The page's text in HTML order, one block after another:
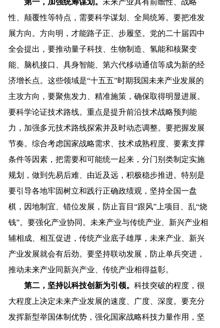
第一，加强统筹谋划。 未来产业具有前瞻性、战略
性、颠覆性等特点，需要科学谋划、全局统筹。要把准发
展方向。方向明，才能路子正、步履坚。党的二十届四中
全会提出，要推动量子科技、生物制造、氢能和核聚变
能、脑机接口、具身智能、第六代移动通信等成为新的经
济增长点。这些领域是“十五五”时期我国未来产业发展的
主攻方向，要聚焦发力、精准施策，确保取得明显进展。
要科学论证技术路线。重点是提升前沿技术战略预判能
力，加强多元技术路线探索并及时动态调整。要把握发展
节奏。综合考虑国家战略需求、技术成熟程度、要素支撑
条件等因素，把需要和可能统一起来，分门别类制定实施
规划，做到先易后难、由近及远，积极稳步推进。特别是
要引导各地牢固树立和践行正确政绩观，坚持全国一盘
棋，因地制宜、错位发展，防止盲目“跟风”上项目、乱“烧
钱”。要强化产业协同。未来产业与传统产业、新兴产业相
辅相成、相互促进，传统产业底子雄厚，未来产业、新兴
产业发展就会有后劲。要坚持联动发展，防止单兵突进，
推动未来产业同新兴产业、传统产业相得益彰。
第二，坚持以科技创新为引领。科技突破的程度，很
大程度上决定未来产业发展的速度、广度、深度。要充分
发挥新型举国体制优势，强化国家战略科技力量作用，坚